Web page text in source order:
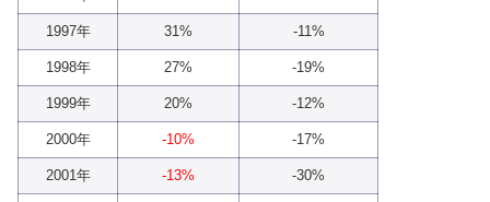
1997年 31% -11%
1998年 27% -19%
1999年 20% -12%
2000年 -10% -17%
2001年 -13% -30%